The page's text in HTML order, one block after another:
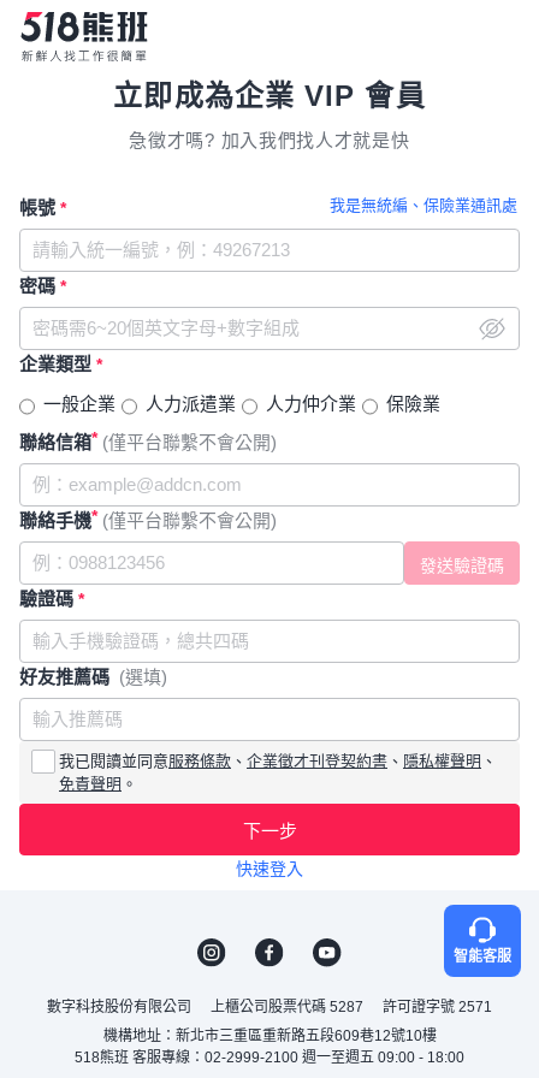
立即成為企業 VIP 會員
急徵才嗎? 加入我們找人才就是快
我是無統編、保險業通訊處
帳號 *
密碼 *
企業類型 *
一般企業 人力派遣業 人力仲介業
保險業
聯絡信箱* (僅平台聯繫不會公開)
聯絡手機* (僅平台聯繫不會公開)
驗證碼 *
好友推薦碼 (選填)
我已閱讀並同意服務條款 、 企業徵才刊登契約書 、 隱私權聲明 、
免責聲明 。
下一步
快速登入
智能客服
數字科技股份有限公司 上櫃公司股票代碼 5287
許可證字號 2571
機構地址：新北市三重區重新路五段609巷12號10樓
518熊班 客服專線：02-2999-2100 週一至週五 09:00 - 18:00